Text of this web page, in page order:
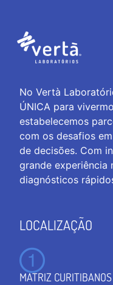
No Vertà
ÚNICA para
estabelecemos
com os desafios
de decisões. Com
grande experiência
diagnósticos
LOCALIZAÇÃO
MATRIZ CURITIBANOS